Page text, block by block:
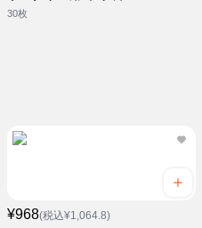
30枚
¥968(税込¥1,064.8)